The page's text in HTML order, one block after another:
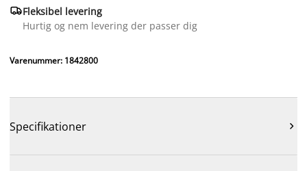
Fleksibel levering
Hurtig og nem levering der passer dig
Varenummer: 1842800
Specifikationer 